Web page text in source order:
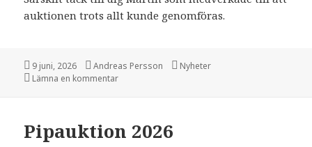
auktionen trots allt kunde genomföras.
Postat
9 juni, 2026 Författare
Andreas Persson Kategorier
Nyheter
Lämna en kommentar
Pipauktion 2026